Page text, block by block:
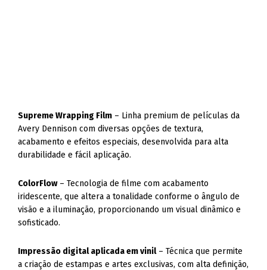
Supreme Wrapping Film – Linha premium de películas da
Avery Dennison com diversas opções de textura,
acabamento e efeitos especiais, desenvolvida para alta
durabilidade e fácil aplicação.
ColorFlow– Tecnologia de filme com acabamento
iridescente, que altera a tonalidade conforme o ângulo de
visão e a iluminação, proporcionando um visual dinâmico e
sofisticado.
Impressão digital aplicada em vinil– Técnica que permite
a criação de estampas e artes exclusivas, com alta definição,